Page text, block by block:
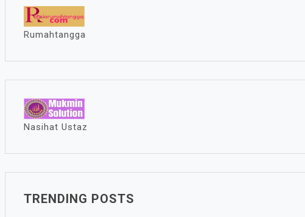
Rumahtangga
Nasihat Ustaz
TRENDING POSTS